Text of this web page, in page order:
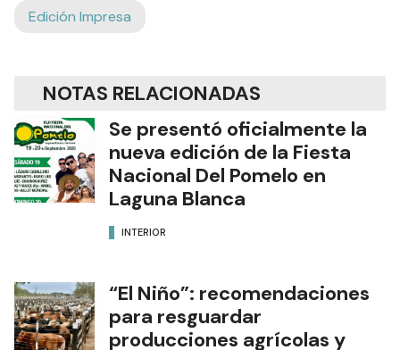
Edición Impresa
NOTAS RELACIONADAS
Se presentó oficialmente la
nueva edición de la Fiesta
Nacional Del Pomelo en
Laguna Blanca
INTERIOR
“El Niño”: recomendaciones
para resguardar
producciones agrícolas y